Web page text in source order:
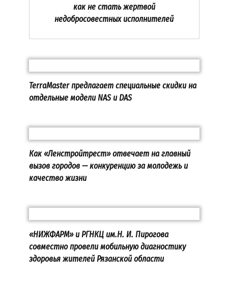
как не стать жертвой
недобросовестных исполнителей
TerraMaster предлагает специальные скидки на
отдельные модели NAS и DAS
Как «Ленстройтрест» отвечает на главный
вызов городов — конкуренцию за молодежь и
качество жизни
«НИЖФАРМ» и РГНКЦ им.Н. И. Пирогова
совместно провели мобильную диагностику
здоровья жителей Рязанской области